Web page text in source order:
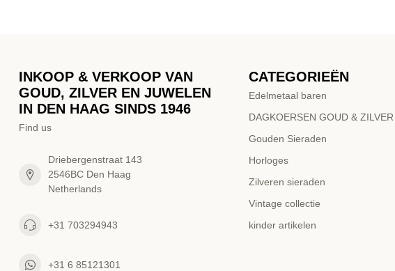
INKOOP & VERKOOP VAN
GOUD, ZILVER EN JUWELEN
IN DEN HAAG SINDS 1946
Find us
Driebergenstraat 143
2546BC Den Haag
Netherlands
+31 703294943
+31 6 85121301
CATEGORIEËN
Edelmetaal baren
DAGKOERSEN GOUD & ZILVER
Gouden Sieraden
Horloges
Zilveren sieraden
Vintage collectie
kinder artikelen